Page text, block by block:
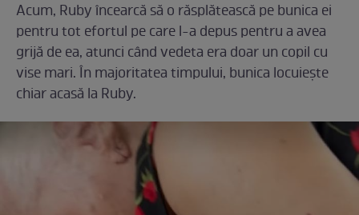
Acum, Ruby încearcă să o răsplătească pe bunica ei
pentru tot efortul pe care l-a depus pentru a avea
grijă de ea, atunci când vedeta era doar un copil cu
vise mari. În majoritatea timpului, bunica locuiește
chiar acasă la Ruby.